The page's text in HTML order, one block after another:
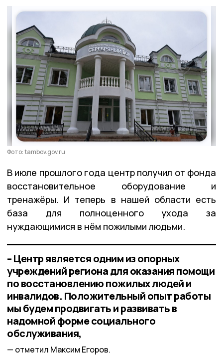
Фото: tambov.gov.ru
В июле прошлого года центр получил от фонда
восстановительное оборудование и
тренажёры. И теперь в нашей области есть
база для полноценного ухода за
нуждающимися в нём пожилыми людьми.
– Центр является одним из опорных
учреждений региона для оказания помощи
по восстановлению пожилых людей и
инвалидов. Положительный опыт работы
мы будем продвигать и развивать в
надомной форме социального
обслуживания,
отметил Максим Егоров.